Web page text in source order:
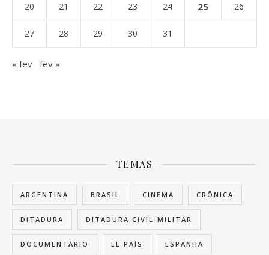
20 21 22 23 24 25 26
27 28 29 30 31
« fev fev »
TEMAS
ARGENTINA BRASIL CINEMA CRÔNICA
DITADURA DITADURA CIVIL-MILITAR
DOCUMENTÁRIO EL PAÍS ESPANHA